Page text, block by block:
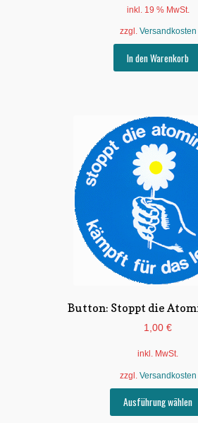
inkl. 19 % MwSt.
zzgl. Versandkosten
In den Warenkorb
Button: Stoppt die
1,00 €
inkl. MwSt.
zzgl. Versandkosten
Ausführung wählen